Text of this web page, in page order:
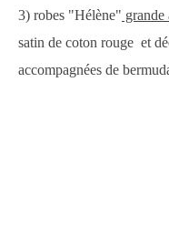
3) robes "Hélène" grande
satin de coton rouge et
accompagnées de